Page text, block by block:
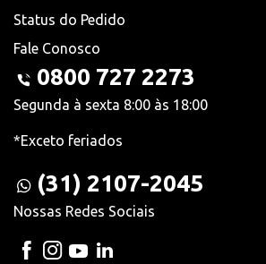
Status do Pedido
Fale Conosco
0800 727 2273
Segunda à sexta 8:00 às 18:00
*Exceto feriados
(31) 2107-2045
Nossas Redes Sociais